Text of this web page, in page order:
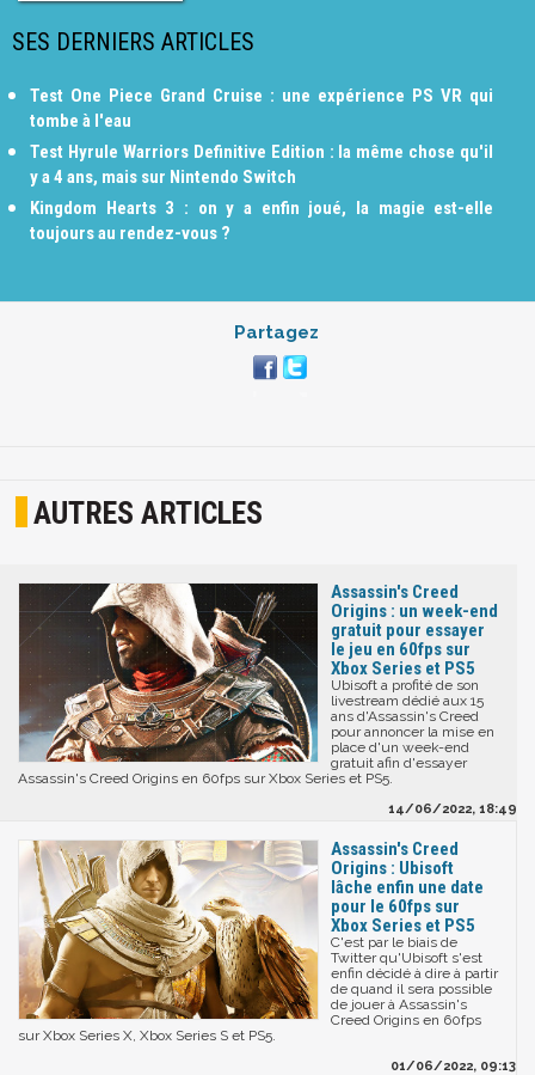
SES DERNIERS ARTICLES
Test One Piece Grand Cruise : une expérience PS VR qui
tombe à l'eau
Test Hyrule Warriors Definitive Edition : la même chose qu'il
y a 4 ans, mais sur Nintendo Switch
Kingdom Hearts 3 : on y a enfin joué, la magie est-elle
toujours au rendez-vous ?
Partagez
AUTRES ARTICLES
Assassin's Creed
Origins : un week-end
gratuit pour essayer
le jeu en 60fps sur
Xbox Series et PS5
Ubisoft a profité de son
livestream dédié aux 15
ans d'Assassin's Creed
pour annoncer la mise en
place d'un week-end
gratuit afin d'essayer
Assassin's Creed Origins en 60fps sur Xbox Series et PS5.
14/06/2022, 18:49
Assassin's Creed
Origins : Ubisoft
lâche enfin une date
pour le 60fps sur
Xbox Series et PS5
C'est par le biais de
Twitter qu'Ubisoft s'est
enfin décidé à dire à partir
de quand il sera possible
de jouer à Assassin's
Creed Origins en 60fps
sur Xbox Series X, Xbox Series S et PS5.
01/06/2022, 09:13